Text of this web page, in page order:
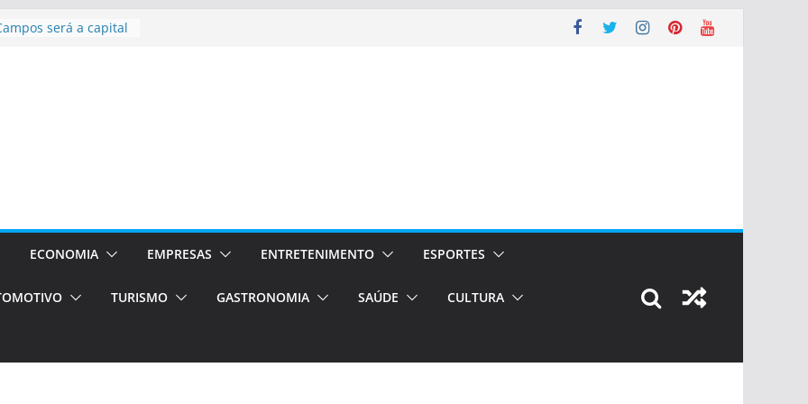
bolsas –
para o segundo
de volta!
Estão
Orientados
de transfer,
de alto padrão
ECONOMIA EMPRESAS ENTRETENIMENTO ESPORTES
TURISMO GASTRONOMIA SAÚDE CULTURA